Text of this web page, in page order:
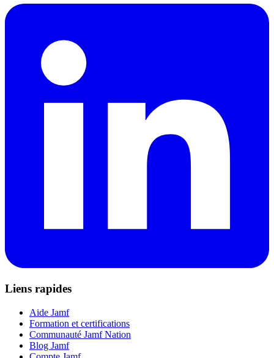
Liens rapides
Aide Jamf
Formation et certifications
Communauté Jamf Nation
Blog Jamf